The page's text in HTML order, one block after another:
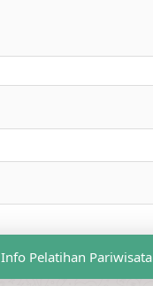
Info Pelatihan Pariwisata